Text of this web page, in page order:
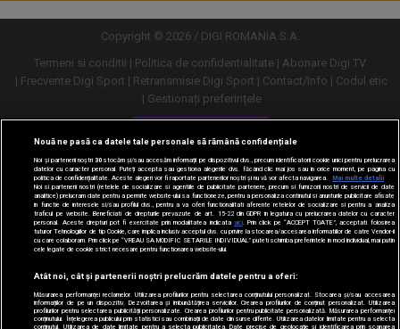
Copyright © 2026 / DIGI ROMANIA S.A.
Termeni si conditii
Politica de confidentialitate
Abonare Digi TV
Frecvente Digi Sport
Retransmisie Digi Sport Contact/Info
Codul etic
Gestionați preferințele
Versiune desktop
Nouă ne pasă ca datele tale personale să rămână confidențiale
Noi și partenerii noștri30stocăm și/sau accesăm informații pe dispozitivul dvs., precum identificatorii cookie unici pentru prelucrarea
datelor cu caracter personal. Puteți accepta sau gestiona alegerile dvs. făcând clic mai jos sau în orice moment, pe pagina cu
politica de confidențialitate. Aceste alegeri vor fi raportate partenerilor noștri și nu vă vor afecta navigarea.
Mai multe detalii
Noi si partenerii nostri (retelele de socializare si agentiile de publicitate partenere, precum si furnizorii nostri de servicii de date
analitice) prelucram date pentru a permite website-ului sa functioneze, pentru a personaliza continutul si anunturile publicitare afisate
in functie de interesele si/sau profilul dvs., pentru a va oferi functionalitati aferente retelelor de socializare si pentru a analiza
traficul pe website. Beneficiati de drepturile prevazute de art. 15-22 din GDPR in legatura cu prelucrarea datelor cu caracter
personal. Aceste drepturi pot fi exercitate prin modalitatea indicata aici. Prin click pe “ACCEPT TOATE”, acceptati folosirea
tuturor Tehnologiilor de tip Cookie, care implica inclusiv acceptul dvs. cu privire la stocarea/accesarea informatiilor de catre Vendor-ii
cu care colaboram. Prin click pe “VREAU SA MODIFIC SETARILE INDIVIDUAL” puteti schimba preferintele in mod individual, mai putin
cele legate de cookie strict necesare pentru functionarea website-ului.
Atât noi, cât și partenerii noștri prelucrăm datele pentru a oferi:
Măsurarea performanței reclamelor. Utilizarea profilurilor pentru selectarea conținutului personalizat. Stocarea și/sau accesarea
informațiilor de pe un dispozitiv. Dezvoltarea și îmbunătățirea serviciilor. Crearea profilurilor de conținut personalizat. Utilizarea
profilurilor pentru selectarea publicității personalizate. Crearea profilurilor pentru publicitate personalizată. Măsurarea performanței
conținutului. Înțelegerea publicului prin statistici sau combinații de date din surse diferite. Utilizarea datelor limitate pentru a selecta
conținutul. Utilizarea de date limitate pentru a selecta publicitatea. Date precise de geolocație și identificarea prin scanarea